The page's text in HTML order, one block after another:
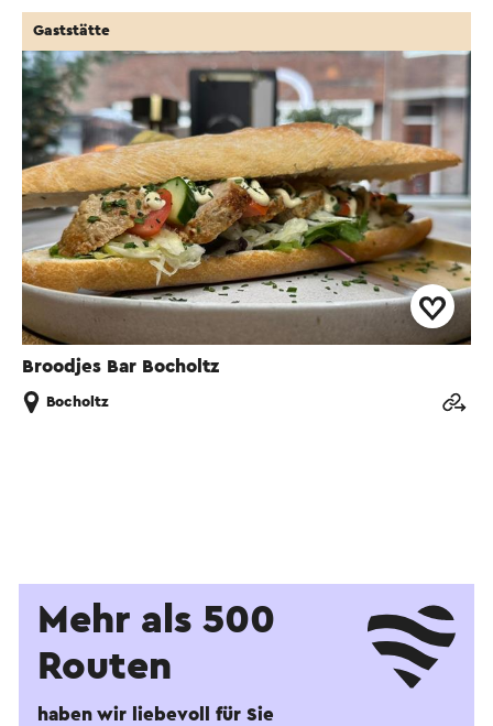
Broodjes Bar Bocholtz
Gaststätte
Bocholtz
Mehr als 500
Routen
haben wir liebevoll für Sie